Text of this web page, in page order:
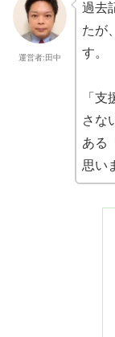
運営者:田中
過去
たが
す。
「
さな
ある
思い